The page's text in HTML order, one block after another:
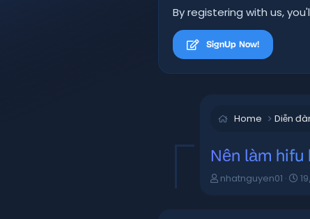
By registering with us,
SignUp Now!
Home Diễn
Nên làm hifu
T
nhatnguyen01
N